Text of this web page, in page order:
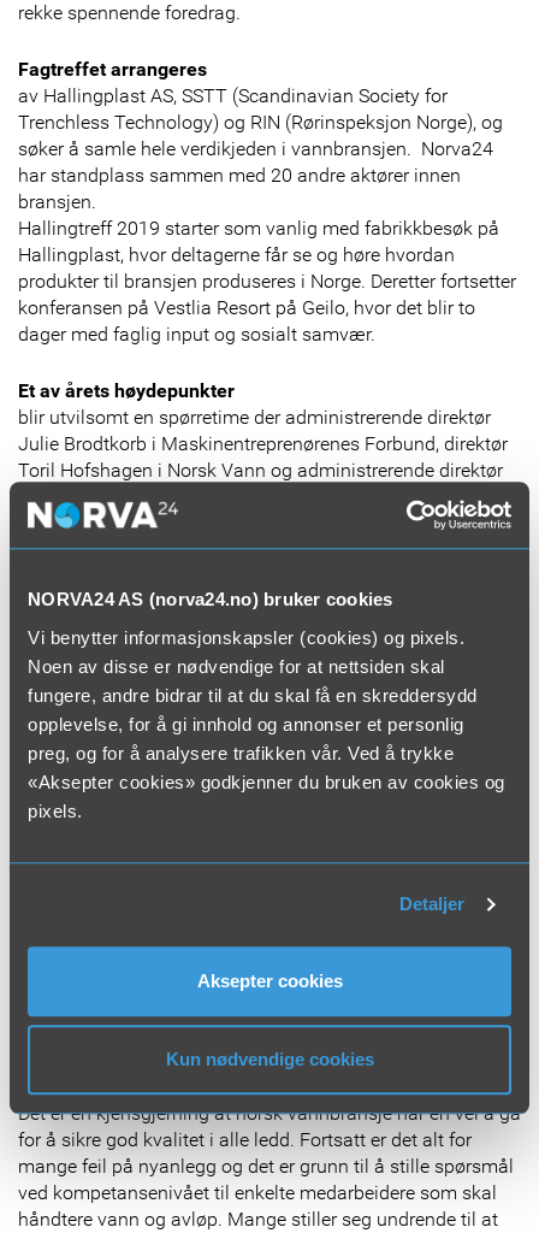
NORVA24 AS (norva24.no) bruker cookies
Vi benytter informasjonskapsler (cookies) og pixels.
Noen av disse er nødvendige for at nettsiden skal
fungere, andre bidrar til at du skal få en skreddersydd
opplevelse, for å gi innhold og annonser et personlig
preg, og for å analysere trafikken vår. Ved å trykke
«Aksepter cookies» godkjenner du bruken av cookies og
pixels.
Detaljer
Aksepter cookies
Kun nødvendige cookies
rekke spennende foredrag.
Fagtreffet arrangeres
av Hallingplast AS, SSTT (Scandinavian Society for
Trenchless Technology) og RIN (Rørinspeksjon Norge), og
søker å samle hele verdikjeden i vannbransjen. Norva24
har standplass sammen med 20 andre aktører innen
bransjen.
Hallingtreff 2019 starter som vanlig med fabrikkbesøk på
Hallingplast, hvor deltagerne får se og høre hvordan
produkter til bransjen produseres i Norge. Deretter fortsetter
konferansen på Vestlia Resort på Geilo, hvor det blir to
dager med faglig input og sosialt samvær.
Et av årets høydepunkter
blir utvilsomt en spørretime der administrerende direktør
Julie Brodtkorb i Maskinentreprenørenes Forbund, direktør
Toril Hofshagen i Norsk Vann og administrerende direktør
Liv Kari Skudal Hansteen i Rådgivende Ingeniørers Forening
skal svare etter beste evne innenfor tre hovedkategorier
som berører norsk vannbransje.
har fått i oppgave å forberede seg på tre hovedtemaer,
nemlig
1.Politisk agenda
2.Utdanning og kompetanse
3.Kvalitet og yrkesstolthet
«Sammen er vi sterke»
Etter at administrerende direktør i Maskinentreprenørenes
Forbund, Julie Brodtkorb, har åpnet konferansedelen på
tirsdag morgen vil direktør Toril Hofshagen i Norsk Vann og
administrerende direktør Liv Kari Skudal Hansteen i
generell innledning av spørretimen. Her skal de to få
mulighetene til å svare på hvordan deres organisasjoner
praksis» er hovedtemaet under Hallingtreffet denne gang.
For mange feil
Det er en kjensgjerning at norsk vannbransje har en vei å gå
for å sikre god kvalitet i alle ledd. Fortsatt er det alt for
mange feil på nyanlegg og det er grunn til å stille spørsmål
ved kompetansenivået til enkelte medarbeidere som skal
håndtere vann og avløp. Mange stiller seg undrende til at